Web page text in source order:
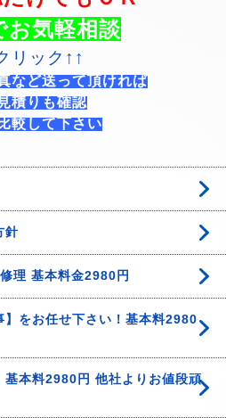
お気軽相談
リック↑↑
など送って頂ければ
積りも確認
較して下さい
針
理 基本料金2980円
】をお任せ下さい！基本料2980
基本料2980円 他社よりお値段頑